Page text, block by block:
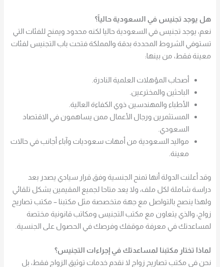
هل يوجد تجنيس في السعودية حالياً؟
نعم، يوجد تجنيس في السعودية حاليا لكنه محدود ويمنح للفئات التي
تستوفي الشروط المحددة بدقة والمملكة فتحت باب التجنيس لفئات
معينة فقط، من بينها:
أصحاب المؤهلات العلمية النادرة.
الباحثين والمخترعين.
الأطباء والمهندسين ذوي الكفاءة العالية.
المستثمرين ورجال الأعمال ممن يساهمون في الاقتصاد
السعودي.
مواليد السعودية من أمهات سعوديات وآباء أجانب في حالات
معينة.
وقد أعلنت الدولة أنها تمنح الجنسية وفق قرار سيادي يصدر بعد
دراسة شاملة لكل ملف، ولا يعد متاحا لجميع المقيمين بشكل تلقائي
ولهذا ينصح بالتواصل مع جهة متخصصة مثل مكتبنا – مكتب تصاريح
زواج، والذي يتعاون مع مكتب التجنيس ومكاتب قانونية مختصة
لمساعدتك في معرفة موقفك وفرصك في الحصول على الجنسية.
لماذا تختار مكتبنا لمساعدتك في إجراءات التجنيس؟
نحن في مكتب تصاريح زواج لا نقدم خدمات توثيق الزواج فقط، بل